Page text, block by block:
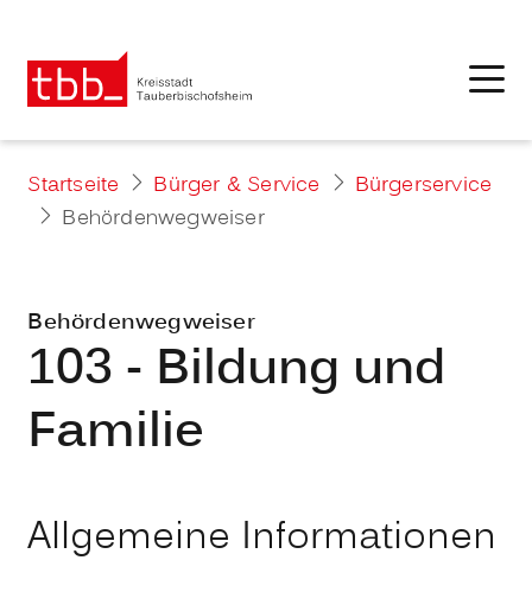
Startseite Bürger & Service
Bürgerservice
Behördenwegweiser
Behördenwegweiser
103 - Bildung und
Familie
Allgemeine Informationen